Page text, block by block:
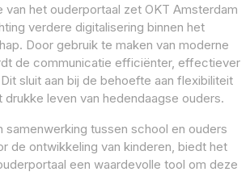
het ouderportaal zet OKT Amsterdam
verdere digitalisering binnen het
Door gebruik te maken van moderne
de communicatie efficiënter, effectiever
sluit aan bij de behoefte aan flexibiliteit
drukke leven van hedendaagse ouders.
samenwerking tussen school en ouders
de ontwikkeling van kinderen, biedt het
een waardevolle tool om deze